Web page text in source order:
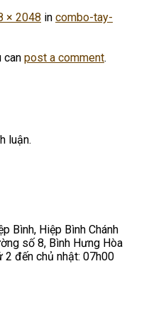
× 2048 in combo-tay-
can post a comment.
luận.
Bình, Hiệp Bình Chánh
số 8, Bình Hưng Hòa
2 đến chủ nhật: 07h00